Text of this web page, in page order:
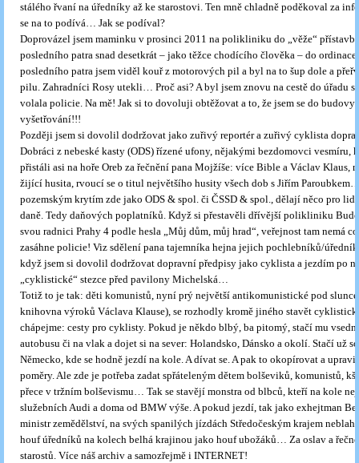
stálého řvaní na úředníky až ke starostovi. Ten mně chladně poděkoval za
se na to podívá… Jak se podíval?
Doprovázel jsem maminku v prosinci 2011 na polikliniku do „věže“
posledního patra snad desetkrát – jako těžce chodícího člověka – do
posledního patra jsem viděl kouř z motorových pil a byl na to šup dole a
pilu. Zahradníci Rosy utekli… Proč asi? A byl jsem znovu na cestě do úřadu
volala policie. Na mě! Jak si to dovoluji obtěžovat a to, že jsem se do budovy
vyšetřování!!!
Později jsem si dovolil dodržovat jako zuřivý reportér a zuřivý cyklista
Dobráci z nebeské kasty (ODS) řízené ufony, nějakými bezdomovci vesmíru,
přistáli asi na hoře Oreb za řečnění pana Mojžíše: více Bible a Václav Klaus,
žijící husita, rvoucí se o titul největšího husity všech dob s Jiřím
pozemským krytím zde jako ODS & spol. či ČSSD & spol., dělají něco pro
daně. Tedy daňových poplatníků. Když si přestavěli dřívější polikliniku
svou radnici Prahy 4 podle hesla „Můj dům, můj hrad“, veřejnost tam nemá
zasáhne policie! Viz sdělení pana tajemníka hejna jejich pochlebníků/
když jsem si dovolil dodržovat dopravní předpisy jako cyklista a jezdím po
„cyklistické“ stezce před pavilony Michelská…
Totiž to je tak: děti komunistů, nyní prý největší antikomunistické pod
knihovna výroků Václava Klause), se rozhodly kromě jiného stavět
chápejme: cesty pro cyklisty. Pokud je někdo blbý, ba pitomý, stačí mu
autobusu či na vlak a dojet si na sever: Holandsko, Dánsko a okolí. Stačí už
Německo, kde se hodně jezdí na kole. A dívat se. A pak to okopírovat a
poměry. Ale zde je potřeba zadat spřáteleným dětem bolševiků, komunistů,
přece v tržním bolševismu… Tak se stavějí monstra od blbců, kteří na kole
služebních Audi a doma od BMW výše. A pokud jezdí, tak jako exhejtman
ministr zemědělství, na svých spanilých jízdách Středočeským krajem
houf úředníků na kolech belhá krajinou jako houf ubožáků… Za oslav a
starostů. Více náš archiv a samozřejmě i INTERNET!